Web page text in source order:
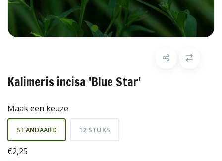
Kalimeris incisa 'Blue Star'
Maak een keuze
STANDAARD 12 STUKS
€2,25